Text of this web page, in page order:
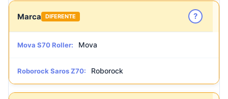
Marca DIFERENTE ?
Mova S70 Roller: Mova
Roborock Saros Z70: Roborock